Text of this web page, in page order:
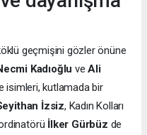
geçmişini gözler önüne
Kadıoğlu veAli
isimleri, kutlamada bir
İzsiz, Kadın Kolları
İlker Gürbüz de